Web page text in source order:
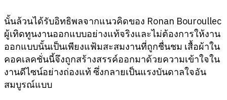
นั้นล้วนได้รับอิทธิพลจากแนวคิดของ Ronan Bouroullec
ผู้เทิดทูนงานออกแบบอย่างแท้จริงและไม่ต้องการให้งาน
ออกแบบนั้นเป็นเพียงแฟ้มสะสมงานที่ถูกชื่นชม เสื้อผ้าใน
คอคเลคชั่นนี้จึงถูกสร้างสรรค์ออกมาด้วยความเข้าใจใน
งานดีไซน์อย่างถ่องแท้ ซึ่งกลายเป็นแรงบันดาลใจอัน
สมบูรณ์แบบ